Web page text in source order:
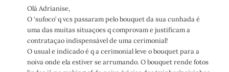
e
:
Olá Adrianise,
O ‘sufoco’ q vcs passaram pelo bouquet da sua cunhada é
uma das muitas situaçoes q comprovam e justificam a
contrataçao indispensável de uma cerimonial!
O usual e indicado é q a cerimonial leve o bouquet para a
noiva onde ela estiver se arrumando. O bouquet rende fotos